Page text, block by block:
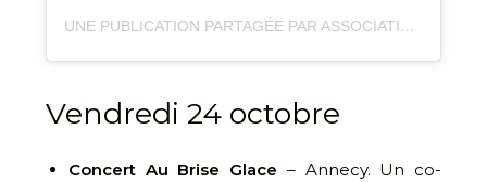
UNE PUBLICATION PARTAGÉE PAR ASSOCIATION LES CARRÉS (@ASSOCIATIONLESCARRES)
Vendredi 24 octobre
Concert Au Brise Glace – Annecy. Un co-